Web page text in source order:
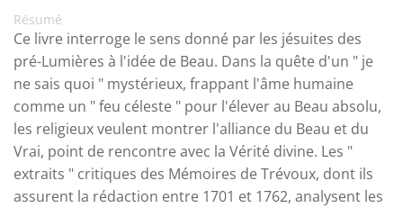
Résumé
Ce livre interroge le sens donné par les jésuites des
pré-Lumières à l'idée de Beau. Dans la quête d'un " je
ne sais quoi " mystérieux, frappant l'âme humaine
comme un " feu céleste " pour l'élever au Beau absolu,
les religieux veulent montrer l'alliance du Beau et du
Vrai, point de rencontre avec la Vérité divine. Les "
extraits " critiques des Mémoires de Trévoux, dont ils
assurent la rédaction entre 1701 et 1762, analysent les